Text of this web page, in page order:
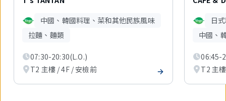
中國、韓國料理、菜和其他民族風味
拉麵、麵類
07:30-20:30(L.O.)
T2 主樓 / 4F / 安檢前
日
中國、
06:45-
T2 主